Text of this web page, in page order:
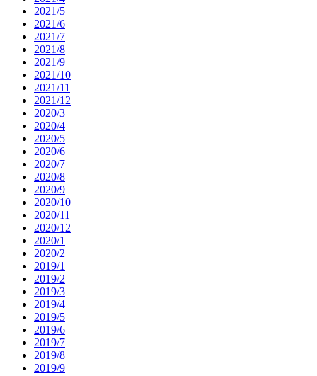
2021/5
2021/6
2021/7
2021/8
2021/9
2021/10
2021/11
2021/12
2020/3
2020/4
2020/5
2020/6
2020/7
2020/8
2020/9
2020/10
2020/11
2020/12
2020/1
2020/2
2019/1
2019/2
2019/3
2019/4
2019/5
2019/6
2019/7
2019/8
2019/9